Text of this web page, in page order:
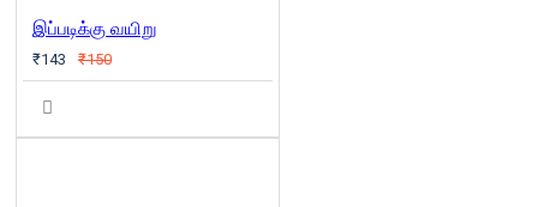
இப்படிக்கு வயிறு
₹143 ₹150